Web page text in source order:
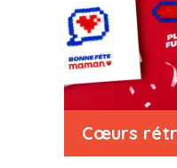
Cœurs